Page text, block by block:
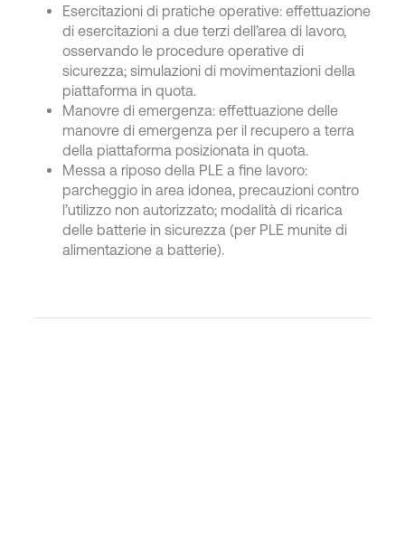
Esercitazioni di pratiche operative: effettuazione
di esercitazioni a due terzi dell’area di lavoro,
osservando le procedure operative di
sicurezza; simulazioni di movimentazioni della
piattaforma in quota.
Manovre di emergenza: effettuazione delle
manovre di emergenza per il recupero a terra
della piattaforma posizionata in quota.
Messa a riposo della PLE a fine lavoro:
parcheggio in area idonea, precauzioni contro
l’utilizzo non autorizzato; modalità di ricarica
delle batterie in sicurezza (per PLE munite di
alimentazione a batterie).